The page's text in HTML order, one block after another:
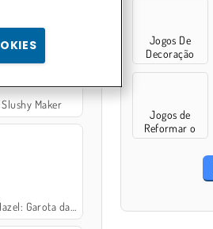
Slushy Maker
Garota das Flores
Jogos De
Decoração
Jogos de
Reformar o
carro